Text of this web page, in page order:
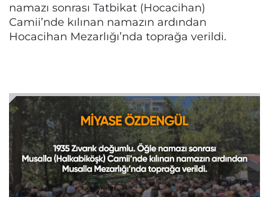
namazı sonrası Tatbikat (Hocacihan)
Camii’nde kılınan namazın ardından
Hocacihan Mezarlığı’nda toprağa verildi.